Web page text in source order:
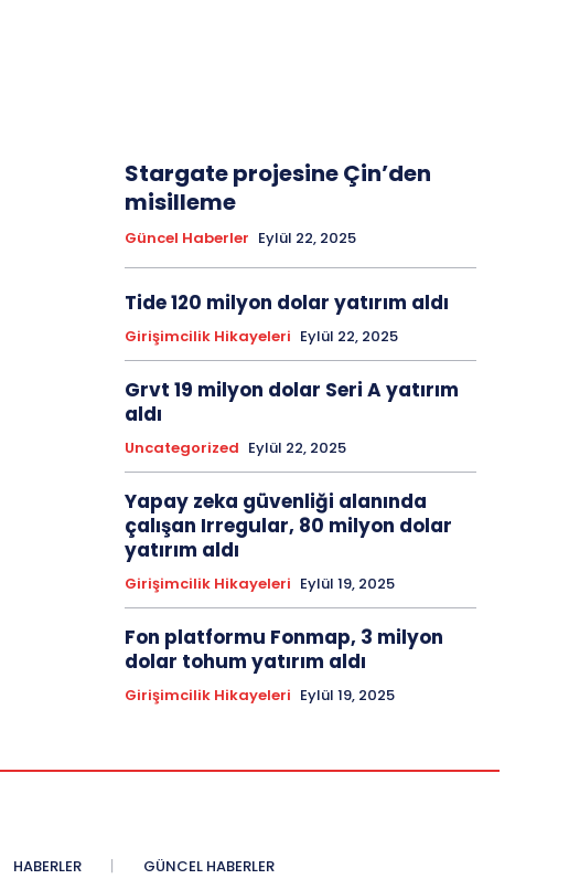
Stargate projesine Çin’den
misilleme
Güncel Haberler Eylül 22, 2025
Tide 120 milyon dolar yatırım aldı
Girişimcilik Hikayeleri Eylül 22, 2025
Grvt 19 milyon dolar Seri A yatırım
aldı
Uncategorized Eylül 22, 2025
Yapay zeka güvenliği alanında
çalışan Irregular, 80 milyon dolar
yatırım aldı
Girişimcilik Hikayeleri Eylül 19, 2025
Fon platformu Fonmap, 3 milyon
dolar tohum yatırım aldı
Girişimcilik Hikayeleri Eylül 19, 2025
HABERLER GÜNCEL HABERLER